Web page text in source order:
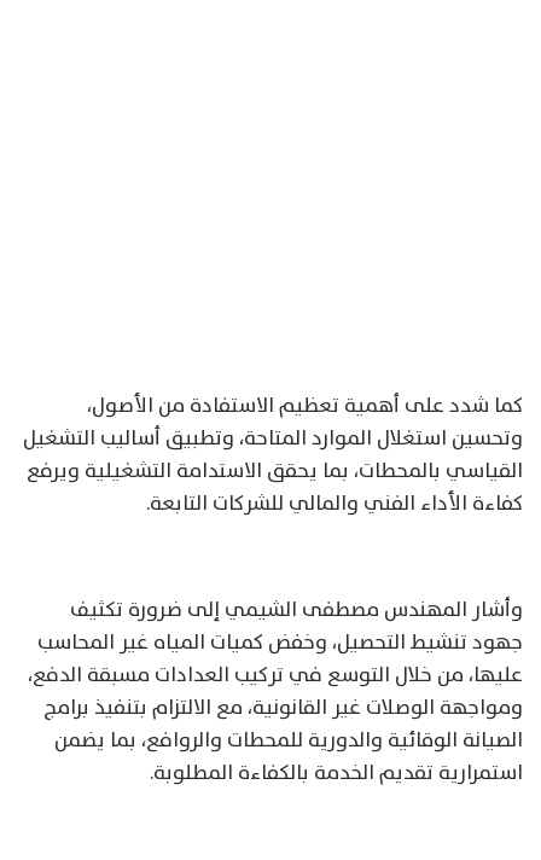
كما شدد على أهمية تعظيم الاستفادة من الأصول،
وتحسين استغلال الموارد المتاحة، وتطبيق أساليب التشغيل
القياسي بالمحطات، بما يحقق الاستدامة التشغيلية ويرفع
كفاءة الأداء الفني والمالي للشركات التابعة.
وأشار المهندس مصطفى الشيمي إلى ضرورة تكثيف
جهود تنشيط التحصيل، وخفض كميات المياه غير المحاسب
عليها، من خلال التوسع في تركيب العدادات مسبقة الدفع،
ومواجهة الوصلات غير القانونية، مع الالتزام بتنفيذ برامج
الصيانة الوقائية والدورية للمحطات والروافع، بما يضمن
استمرارية تقديم الخدمة بالكفاءة المطلوبة.